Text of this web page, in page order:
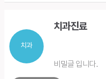
치과
치과진료
비밀글 입니다.